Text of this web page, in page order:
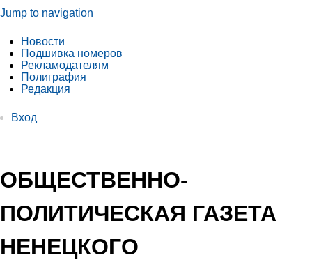
Jump to navigation
Новости
Подшивка номеров
Рекламодателям
Полиграфия
Редакция
Вход
ОБЩЕСТВЕННО-
ПОЛИТИЧЕСКАЯ ГАЗЕТА
НЕНЕЦКОГО